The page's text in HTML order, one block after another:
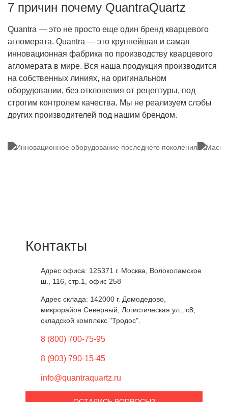
7 причин почему QuantraQuartz
Quantra — это не просто еще один бренд кварцевого
агломерата. Quantra — это крупнейшая и самая
инновационная фабрика по производству кварцевого
агломерата в мире. Вся наша продукция производится
на собственных линиях, на оригинальном
оборудовании, без отклонения от рецептуры, под
строгим контролем качества. Мы не реализуем слэбы
других производителей под нашим брендом.
Контакты
Адрес офиса: 125371 г. Москва
Волоколамское
ш., 116, стр.1, офис 258
Адрес склада: 142000 г. Домодедово
микрорайон Северный, Логистическая ул., с8,
складской комплекс "Тродос".
8 (800) 700-75-95
8 (903) 790-15-45
info@quantraquartz.ru